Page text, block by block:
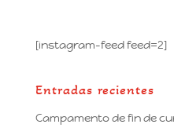
[instagram-feed feed=2]
Entradas recientes
Campamento de fin de